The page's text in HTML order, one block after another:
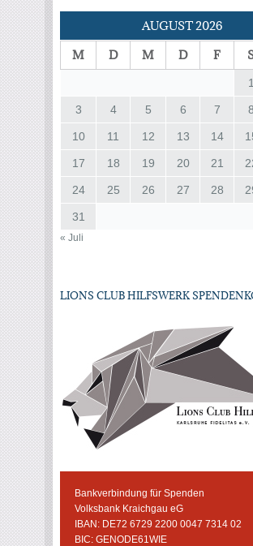
AUGUST 2026
M
D M D F
1
3 4 5 6 7 8
10 11 12 13 14
17 18 19 20 21
24 25 26 27 28
31
« Juli
LIONS CLUB HILFSWERK
Bankverbindung für Spenden
Volksbank Kraichgau eG
IBAN: DE72 6729 2200 0047 7314 02
BIC: GENODE61WIE